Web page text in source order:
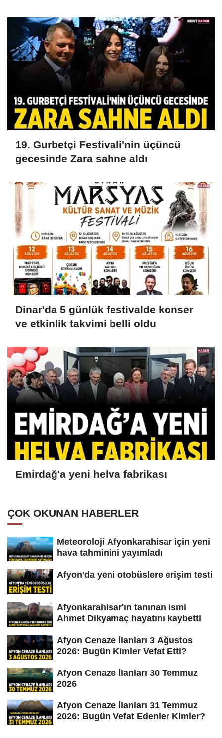
19. Gurbetçi Festivali'nin üçüncü
gecesinde Zara sahne aldı
Dinar'da 5 günlük festivalde konser
ve etkinlik takvimi belli oldu
Emirdağ'a yeni helva fabrikası
ÇOK OKUNAN HABERLER
Meteoroloji Afyonkarahisar için yeni
hava tahminini yayımladı
Afyon'da yeni otobüslere erişim testi
Afyonkarahisar'ın tanınan ismi
Ahmet Dikyamaç hayatını kaybetti
Afyon Cenaze İlanları 3 Ağustos
2026: Bugün Kimler Vefat Etti?
Afyon Cenaze İlanları 30 Temmuz
2026
Afyon Cenaze İlanları 31 Temmuz
2026: Bugün Vefat Edenler Kimler?